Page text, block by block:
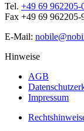
Tel. +49 69 962205-
Fax +49 69 962205-
E-Mail:
Hinweise
AGB
Impressum